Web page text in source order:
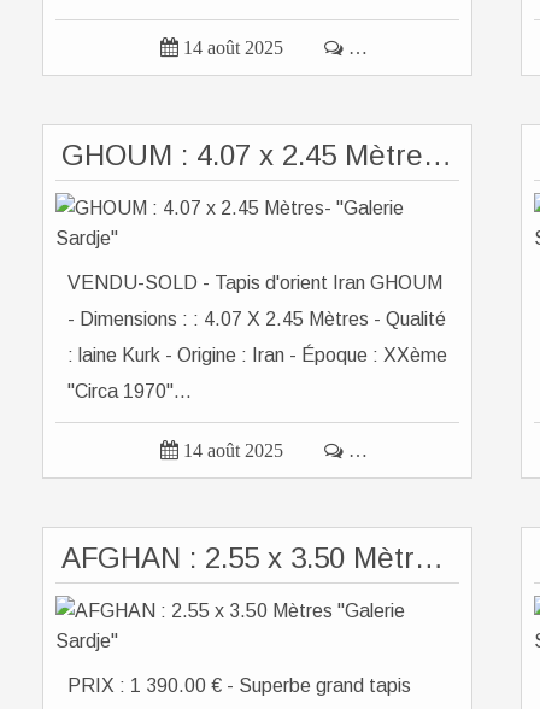
 14 août 2025  …
GHOUM : 4.07 x 2.45 Mètres- "Galerie Sardje"
VENDU-SOLD - Tapis d'orient Iran GHOUM
- Dimensions : : 4.07 X 2.45 Mètres - Qualité
: laine Kurk - Origine : Iran - Époque : XXème
"Circa 1970"...
 14 août 2025  …
AFGHAN : 2.55 x 3.50 Mètres "Galerie Sardje"
PRIX : 1 390.00 € - Superbe grand tapis